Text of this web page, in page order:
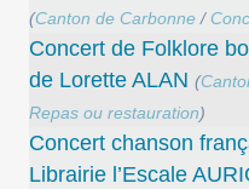
(Canton de Carbonne/
Concert de Folklore
de Lorette ALAN (
Repas ou restauration)
Concert chanson
Librairie l’Escale